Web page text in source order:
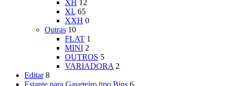
XH 12
XL 65
XXH 0
Outras 10
FLAT 1
MINI 2
OUTROS 5
VARIADORA 2
Editar 8